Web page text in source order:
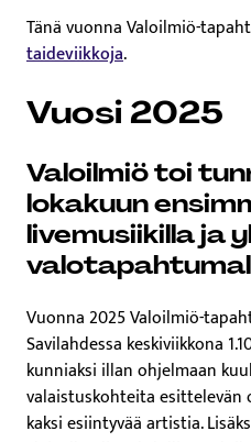
Tänä vuonna Valoilmiö-
taideviikkoja.
Vuosi 2025
Valoilmiö toi
lokakuun
livemusiikilla ja
Vuonna 2025 Valoilmiö-
Savilahdessa keskiviikkona
kunniaksi illan ohjelmaan
valaistuskohteita esittelevän
kaksi esiintyvää artistia.